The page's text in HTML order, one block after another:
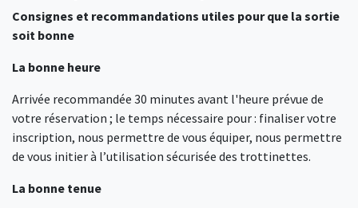
Consignes et recommandations utiles pour que la sortie
soit bonne
La bonne heure
Arrivée recommandée 30 minutes avant l'heure prévue de
votre réservation ; le temps nécessaire pour : finaliser votre
inscription, nous permettre de vous équiper, nous permettre
de vous initier à l’utilisation sécurisée des trottinettes.
La bonne tenue